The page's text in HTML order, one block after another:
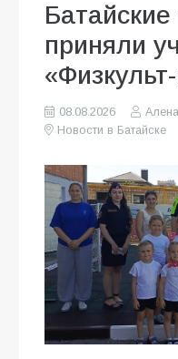
приняли
08.08.2026
Новости в Батайске